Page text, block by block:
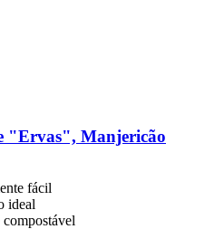
"Ervas", Manjericão
fácil
ideal